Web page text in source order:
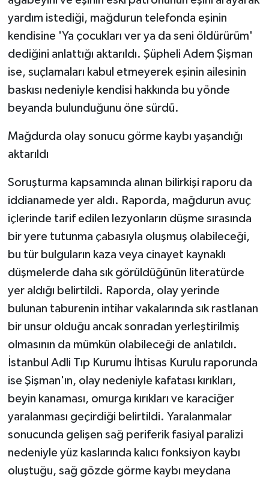
yardım istediği, mağdurun telefonda eşinin
kendisine 'Ya çocukları ver ya da seni öldürürüm'
dediğini anlattığı aktarıldı. Şüpheli Adem Şişman
ise, suçlamaları kabul etmeyerek eşinin ailesinin
baskısı nedeniyle kendisi hakkında bu yönde
beyanda bulunduğunu öne sürdü.
Mağdurda olay sonucu görme kaybı yaşandığı
aktarıldı
Soruşturma kapsamında alınan bilirkişi raporu da
iddianamede yer aldı. Raporda, mağdurun avuç
içlerinde tarif edilen lezyonların düşme sırasında
bir yere tutunma çabasıyla oluşmuş olabileceği,
bu tür bulguların kaza veya cinayet kaynaklı
düşmelerde daha sık görüldüğünün literatürde
yer aldığı belirtildi. Raporda, olay yerinde
bulunan taburenin intihar vakalarında sık rastlanan
bir unsur olduğu ancak sonradan yerleştirilmiş
olmasının da mümkün olabileceği de anlatıldı.
İstanbul Adli Tıp Kurumu İhtisas Kurulu raporunda
ise Şişman'ın, olay nedeniyle kafatası kırıkları,
beyin kanaması, omurga kırıkları ve karaciğer
yaralanması geçirdiği belirtildi. Yaralanmalar
sonucunda gelişen sağ periferik fasiyal paralizi
nedeniyle yüz kaslarında kalıcı fonksiyon kaybı
oluştuğu, sağ gözde görme kaybı meydana